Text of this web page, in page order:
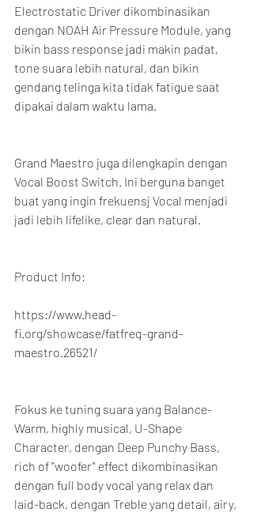
Electrostatic Driver dikombinasikan
dengan NOAH Air Pressure Module, yang
bikin bass response jadi makin padat,
tone suara lebih natural, dan bikin
gendang telinga kita tidak fatigue saat
dipakai dalam waktu lama.
Grand Maestro juga dilengkapin dengan
Vocal Boost Switch. Ini berguna banget
buat yang ingin frekuensj Vocal menjadi
jadi lebih lifelike, clear dan natural.
Product Info:
https://www.head-
fi.org/showcase/fatfreq-grand-
maestro.26521/
Fokus ke tuning suara yang Balance-
Warm, highly musical, U-Shape
Character, dengan Deep Punchy Bass,
rich of "woofer" effect dikombinasikan
dengan full body vocal yang relax dan
laid-back, dengan Treble yang detail, airy,